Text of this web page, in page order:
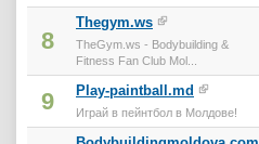
8
Thegym.ws
TheGym.ws - Bodybuilding &
Fitness Fan Club Mol...
9 Play-paintball.md
Играй в пейнтбол в Молдове!